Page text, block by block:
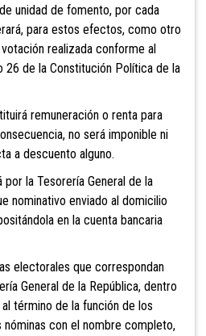
unidad de fomento, por cada
para estos efectos, como otro
realizada conforme al
26 de la Constitución Política de la
remuneración o renta para
no será imponible ni
a descuento alguno.
la Tesorería General de la
nominativo enviado al domicilio
en la cuenta bancaria
electorales que correspondan
General de la República, dentro
término de la función de los
con el nombre completo,